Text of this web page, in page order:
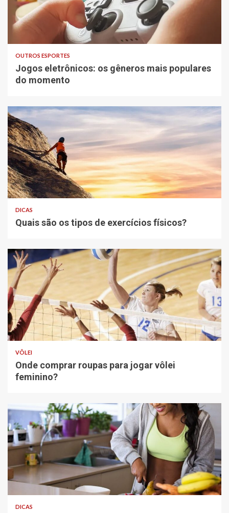
OUTROS ESPORTES
Jogos eletrônicos: os gêneros mais populares
do momento
DICAS
Quais são os tipos de exercícios físicos?
VÔLEI
Onde comprar roupas para jogar vôlei
feminino?
DICAS